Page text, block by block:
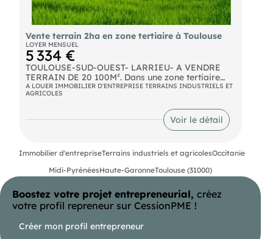
Vente terrain 2ha en zone tertiaire à Toulouse
LOYER MENSUEL
5 334 €
TOULOUSE-SUD-OUEST- LARRIEU- A VENDRE
TERRAIN DE 20 100M². Dans une zone tertiaire
dynamique, à proximité immédiate de la rocade,
terrain à vendre, constructible en bureaux,
entrepôt, activité tertiaire. le terrain est plat
viabilisé et cloturé. Il est bitumé en voirie lourde
et accessible en gros porteur. D'autres annonces
A LOUER IMMOBILIER D'ENTREPRISE TERRAINS INDUSTRIELS ET
AGRICOLES
Voir le détail
Immobilier d'entrepriseTerrains industriels et agricolesOccitanie
Midi-PyrénéesHaute-GaronneToulouse (31000)
Boostez votre projet entrepreneurial, créez
votre profil repreneur sur CessionPME !
Créer mon profil entrepreneur